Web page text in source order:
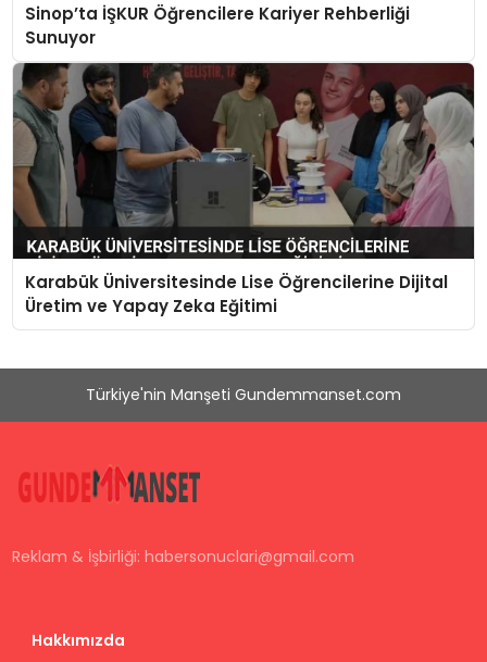
Sinop’ta İŞKUR Öğrencilere Kariyer Rehberliği
Sunuyor
Karabük Üniversitesinde Lise Öğrencilerine Dijital
Üretim ve Yapay Zeka Eğitimi
Türkiye'nin Manşeti Gundemmanset.com
Reklam & İşbirliği:habersonuclari@gmail.com
Hakkımızda